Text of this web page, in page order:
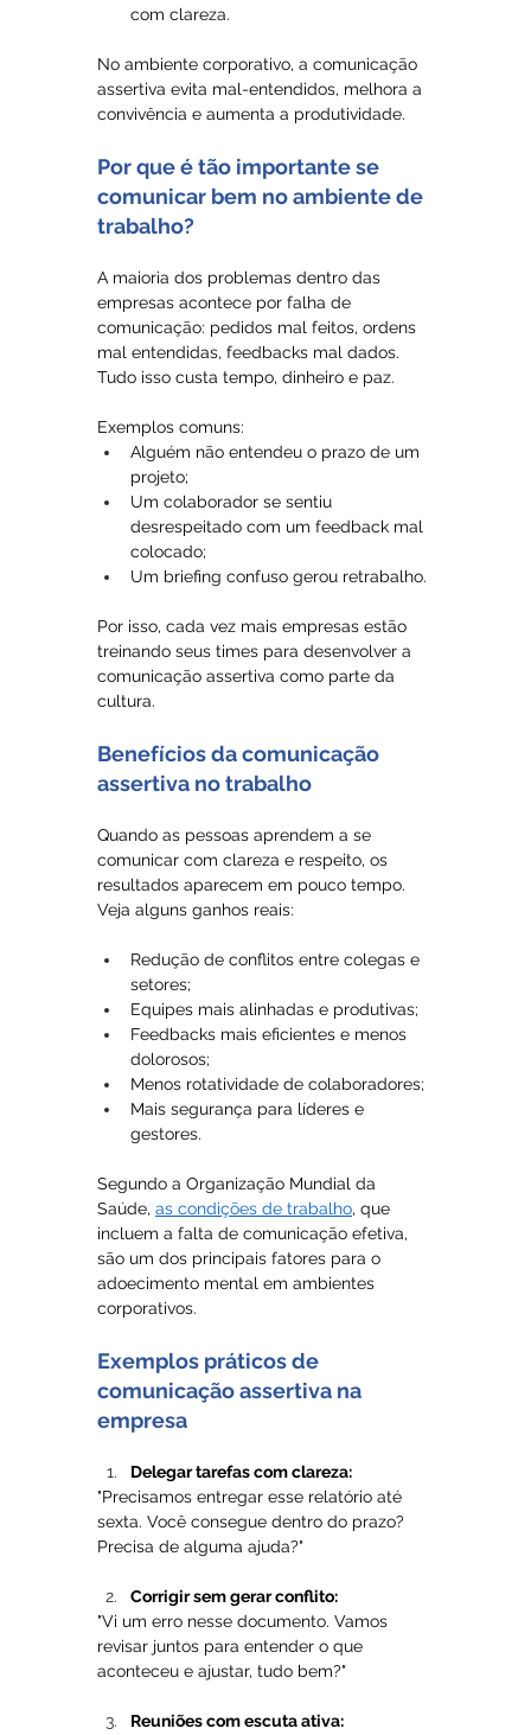
com clareza.
No ambiente corporativo, a comunicação
assertiva evita mal-entendidos, melhora a
convivência e aumenta a produtividade.
Por que é tão importante se
comunicar bem no ambiente de
trabalho?
A maioria dos problemas dentro das
empresas acontece por falha de
comunicação: pedidos mal feitos, ordens
mal entendidas, feedbacks mal dados.
Tudo isso custa tempo, dinheiro e paz.
Exemplos comuns:
Alguém não entendeu o prazo de um
projeto;
Um colaborador se sentiu
desrespeitado com um feedback mal
colocado;
Um briefing confuso gerou retrabalho.
Por isso, cada vez mais empresas estão
treinando seus times para desenvolver a
comunicação assertiva como parte da
cultura.
Benefícios da comunicação
assertiva no trabalho
Quando as pessoas aprendem a se
comunicar com clareza e respeito, os
resultados aparecem em pouco tempo.
Veja alguns ganhos reais:
Redução de conflitos entre colegas e
setores;
Equipes mais alinhadas e produtivas;
Feedbacks mais eficientes e menos
dolorosos;
Menos rotatividade de colaboradores;
Mais segurança para líderes e
gestores.
Segundo a Organização Mundial da
Saúde, as condições de trabalho, que
incluem a falta de comunicação efetiva,
são um dos principais fatores para o
adoecimento mental em ambientes
corporativos.
Exemplos práticos de
comunicação assertiva na
empresa
Delegar tarefas com clareza:
"Precisamos entregar esse relatório até
sexta. Você consegue dentro do prazo?
Precisa de alguma ajuda?"
Corrigir sem gerar conflito:
"Vi um erro nesse documento. Vamos
revisar juntos para entender o que
aconteceu e ajustar, tudo bem?"
Reuniões com escuta ativa: